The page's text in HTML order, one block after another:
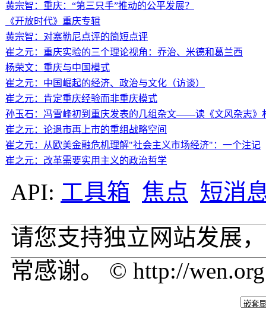
黄宗智：重庆：“第三只手”推动的公平发展？
《开放时代》重庆专辑
黄宗智：对塞勒尼点评的简短点评
崔之元：重庆实验的三个理论视角：乔治、米德和葛兰西
杨荣文：重庆与中国模式
崔之元：中国崛起的经济、政治与文化（访谈）
崔之元：肯定重庆经验而非重庆模式
孙玉石：冯雪峰初到重庆发表的几组杂文——读《文风杂志》
崔之元：论退市再上市的重组战略空间
崔之元：从欧美金融危机理解"社会主义市场经济"：一个注记
崔之元：改革需要实用主义的政治哲学
API: 工具箱 焦点 短消
请您支持独立网站发展
常感谢。 © http://